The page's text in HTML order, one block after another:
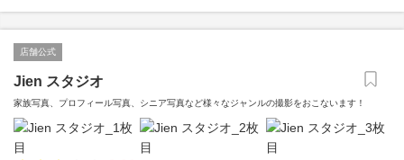
店舗公式
Jien スタジオ
家族写真、プロフィール写真、シニア写真など様々なジャンルの撮影をおこないます！